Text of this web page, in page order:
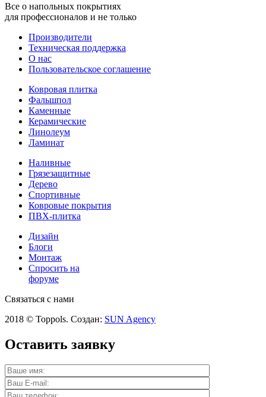
Все о напольных покрытиях
для профессионалов и не только
Производители
Техническая поддержка
О нас
Пользовательское соглашение
Ковровая плитка
Фальшпол
Каменные
Керамические
Линолеум
Ламинат
Наливные
Грязезащитные
Дерево
Спортивные
Ковровые покрытия
ПВХ-плитка
Дизайн
Блоги
Монтаж
Спросить на
форуме
Связаться с нами
2018 © Toppols. Создан: SUN Agency
Оставить заявку